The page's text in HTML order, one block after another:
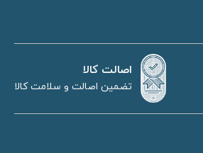
اصالت کالا
تضمین اصالت و سلامت کالا